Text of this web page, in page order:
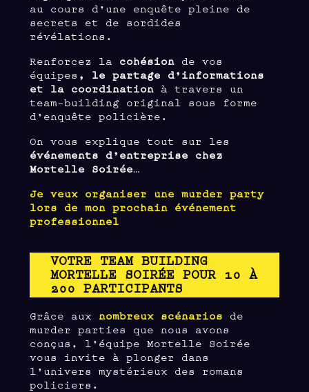
au cours d’une enquête pleine de
secrets et de sordides
révélations.
Renforcez la cohésion de vos
équipes , le partage d’informations
et la coordination à travers un
team-building original sous forme
d’enquête policière.
On vous explique tout sur les
événements d’entreprise chez
Mortelle Soirée…
Je veux organiser une murder party
lors de mon prochain événement
professionnel
VOTRE TEAM BUILDING
MORTELLE SOIRÉE POUR 10 À
200 PARTICIPANTS
Grâce aux nombreux scénarios de
murder parties que nous avons
conçus, l’équipe Mortelle Soirée
vous invite à plonger dans
l’univers mystérieux des romans
policiers.